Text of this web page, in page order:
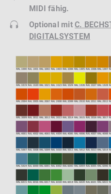
MIDI fähig.
Optional mitC.
DIGITALSYSTEM